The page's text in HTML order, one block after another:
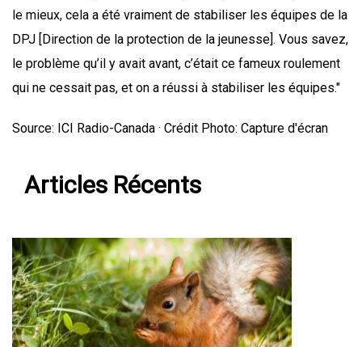
le mieux, cela a été vraiment de stabiliser les équipes de la
DPJ [Direction de la protection de la jeunesse]. Vous savez,
le problème qu’il y avait avant, c’était ce fameux roulement
qui ne cessait pas, et on a réussi à stabiliser les équipes."
Source: ICI Radio-Canada · Crédit Photo: Capture d'écran
Articles Récents